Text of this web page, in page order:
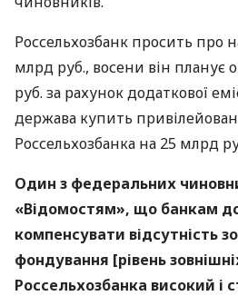
Россельхозбанк просить про
млрд руб., восени він планує
руб. за рахунок додаткової
держава купить
Россельхозбанка на 25 млрд
Один з федеральних
«Відомостям», що банкам
компенсувати відсутність
фондування [рівень
Россельхозбанка високий і